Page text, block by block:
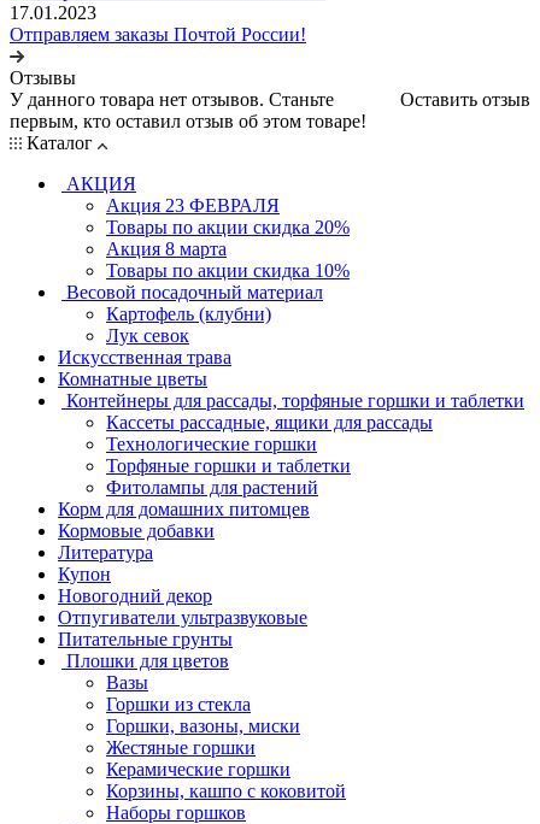
17.01.2023
Отправляем заказы Почтой России!
Отзывы
Оставить отзыв
У данного товара нет отзывов. Станьте
первым, кто оставил отзыв об этом товаре!
Каталог
АКЦИЯ
Акция 23 ФЕВРАЛЯ
Товары по акции скидка 20%
Акция 8 марта
Товары по акции скидка 10%
Весовой посадочный материал
Картофель (клубни)
Лук севок
Искусственная трава
Комнатные цветы
Контейнеры для рассады, торфяные горшки и таблетки
Кассеты рассадные, ящики для рассады
Технологические горшки
Торфяные горшки и таблетки
Фитолампы для растений
Корм для домашних питомцев
Кормовые добавки
Литература
Купон
Новогодний декор
Отпугиватели ультразвуковые
Питательные грунты
Плошки для цветов
Вазы
Горшки из стекла
Горшки, вазоны, миски
Жестяные горшки
Керамические горшки
Корзины, кашпо с коковитой
Наборы горшков